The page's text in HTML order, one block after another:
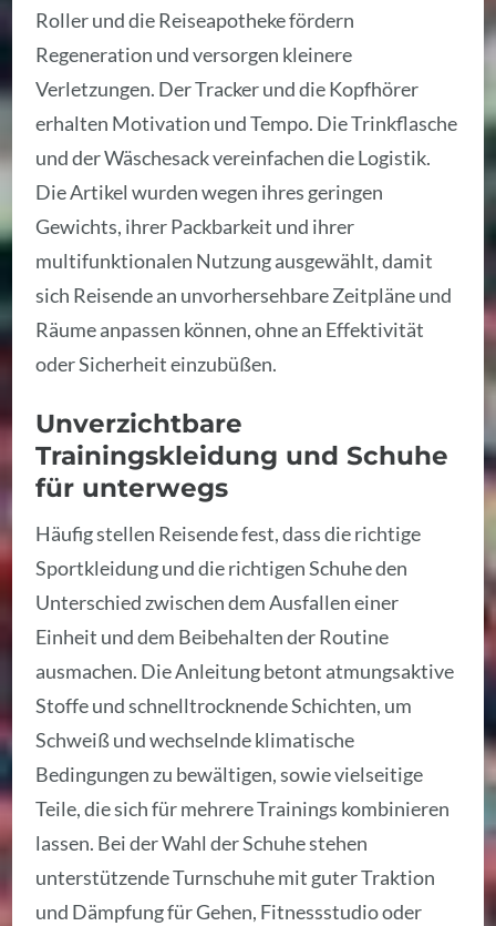
Roller und die Reiseapotheke fördern
Regeneration und versorgen kleinere
Verletzungen. Der Tracker und die Kopfhörer
erhalten Motivation und Tempo. Die Trinkflasche
und der Wäschesack vereinfachen die Logistik.
Die Artikel wurden wegen ihres geringen
Gewichts, ihrer Packbarkeit und ihrer
multifunktionalen Nutzung ausgewählt, damit
sich Reisende an unvorhersehbare Zeitpläne und
Räume anpassen können, ohne an Effektivität
oder Sicherheit einzubüßen.
Unverzichtbare
Trainingskleidung und Schuhe
für unterwegs
Häufig stellen Reisende fest, dass die richtige
Sportkleidung und die richtigen Schuhe den
Unterschied zwischen dem Ausfallen einer
Einheit und dem Beibehalten der Routine
ausmachen. Die Anleitung betont atmungsaktive
Stoffe und schnelltrocknende Schichten, um
Schweiß und wechselnde klimatische
Bedingungen zu bewältigen, sowie vielseitige
Teile, die sich für mehrere Trainings kombinieren
lassen. Bei der Wahl der Schuhe stehen
unterstützende Turnschuhe mit guter Traktion
und Dämpfung für Gehen, Fitnessstudio oder